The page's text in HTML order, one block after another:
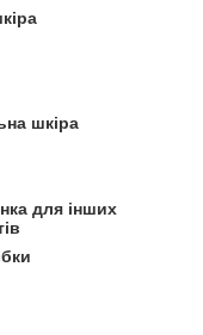
шкіра
для інших